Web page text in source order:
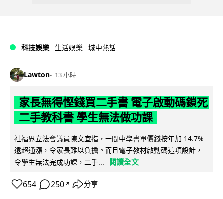
科技娛樂 生活娛樂 城中熱話
Lawton 13 小時
家長無得慳錢買二手書 電子啟動碼鎖死
二手教科書 學生無法做功課
社福界立法會議員陳文宜指，一間中學書單價錢按年加 14.7%
遠超通漲，令家長難以負擔。而且電子教材啟動碼這項設計，
令學生無法完成功課，二手...
閱讀全文
654 250 ↗ 分享